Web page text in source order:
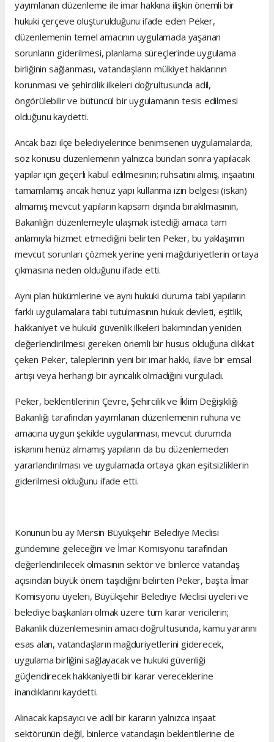
yayımlanan düzenleme ile imar hakkına ilişkin önemli bir
hukuki çerçeve oluşturulduğunu ifade eden Peker,
düzenlemenin temel amacının uygulamada yaşanan
sorunların giderilmesi, planlama süreçlerinde uygulama
birliğinin sağlanması, vatandaşların mülkiyet haklarının
korunması ve şehircilik ilkeleri doğrultusunda adil,
öngörülebilir ve bütüncül bir uygulamanın tesis edilmesi
olduğunu kaydetti.
Ancak bazı ilçe belediyelerince benimsenen uygulamalarda,
söz konusu düzenlemenin yalnızca bundan sonra yapılacak
yapılar için geçerli kabul edilmesinin; ruhsatını almış, inşaatını
tamamlamış ancak henüz yapı kullanma izin belgesi (iskan)
almamış mevcut yapıların kapsam dışında bırakılmasının,
Bakanlığın düzenlemeyle ulaşmak istediği amaca tam
anlamıyla hizmet etmediğini belirten Peker, bu yaklaşımın
mevcut sorunları çözmek yerine yeni mağduriyetlerin ortaya
çıkmasına neden olduğunu ifade etti.
Aynı plan hükümlerine ve aynı hukuki duruma tabi yapıların
farklı uygulamalara tabi tutulmasının hukuk devleti, eşitlik,
hakkaniyet ve hukuki güvenlik ilkeleri bakımından yeniden
değerlendirilmesi gereken önemli bir husus olduğuna dikkat
çeken Peker, taleplerinin yeni bir imar hakkı, ilave bir emsal
artışı veya herhangi bir ayrıcalık olmadığını vurguladı.
Peker, beklentilerinin Çevre, Şehircilik ve İklim Değişikliği
Bakanlığı tarafından yayımlanan düzenlemenin ruhuna ve
amacına uygun şekilde uygulanması, mevcut durumda
iskanını henüz almamış yapıların da bu düzenlemeden
yararlandırılması ve uygulamada ortaya çıkan eşitsizliklerin
giderilmesi olduğunu ifade etti.
Konunun bu ay Mersin Büyükşehir Belediye Meclisi
gündemine geleceğini ve İmar Komisyonu tarafından
değerlendirilecek olmasının sektör ve binlerce vatandaş
açısından büyük önem taşıdığını belirten Peker, başta İmar
Komisyonu üyeleri, Büyükşehir Belediye Meclisi üyeleri ve
belediye başkanları olmak üzere tüm karar vericilerin;
Bakanlık düzenlemesinin amacı doğrultusunda, kamu yararını
esas alan, vatandaşların mağduriyetlerini giderecek,
uygulama birliğini sağlayacak ve hukuki güvenliği
güçlendirecek hakkaniyetli bir karar vereceklerine
inandıklarını kaydetti.
Alınacak kapsayıcı ve adil bir kararın yalnızca inşaat
sektörünün değil, binlerce vatandaşın beklentilerine de